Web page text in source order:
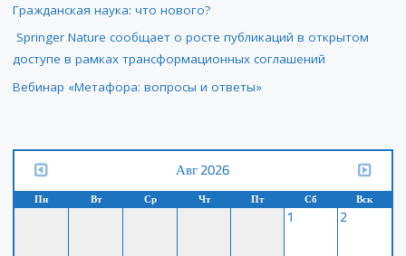
Гражданская наука: что нового?
Springer Nature сообщает о росте публикаций в открытом
доступе в рамках трансформационных соглашений
Вебинар «Метафора: вопросы и ответы»
Авг 2026
Пн Вт Ср Чт Пт Сб Вск
1 2